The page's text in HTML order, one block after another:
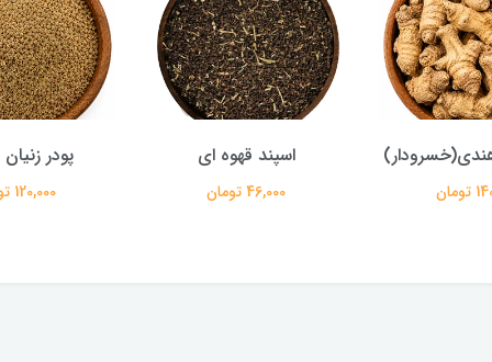
اسپند قهوه ای
46,000 تومان
پودر
120,000 تومان